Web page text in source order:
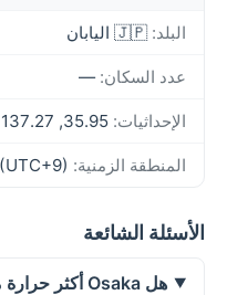
البلد: 🇯🇵 اليابان
عدد السكان: —
الإحداثيات:
المنطقة الزمنية:
الأسئلة الشائعة
هل Osaka أكثر حرارة من موسكو الآن؟